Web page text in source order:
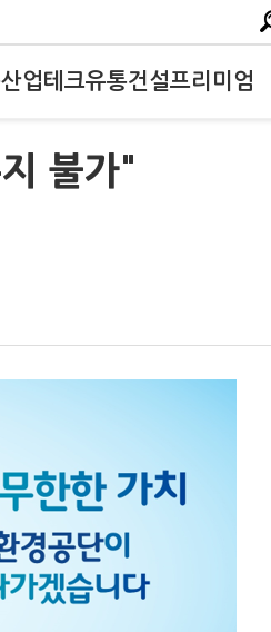
산업테크유통건설프리미엄
불가"